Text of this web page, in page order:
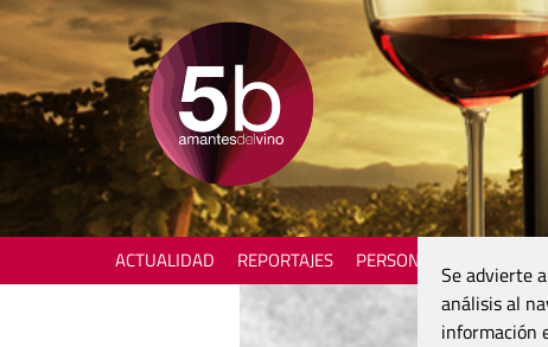
ACTUALIDAD REPORTAJES PERSONAJES
Se advierte
análisis al
información